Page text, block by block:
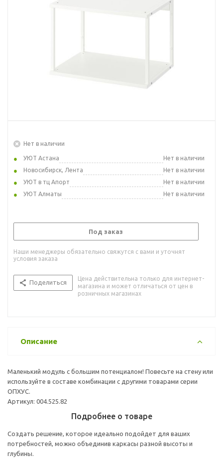
Нет в наличии
УЮТ Астана
Нет в наличии
Новосибирск, Лента
Нет в наличии
УЮТ в тц Апорт
Нет в наличии
УЮТ Алматы
Нет в наличии
Под заказ
Наши менеджеры обязательно свяжутся с вами и уточнят
условия заказа
Поделиться
Цена действительна только для интернет-
магазина и может отличаться от цен в
розничных магазинах
Описание
Маленький модуль с большим потенциалом! Повесьте на стену или
используйте в составе комбинации с другими товарами серии
ОПХУС.
Артикул: 004.525.82
Подробнее о товаре
Создать решение, которое идеально подойдет для ваших
потребностей, можно объединив каркасы разной высоты и
глубины.